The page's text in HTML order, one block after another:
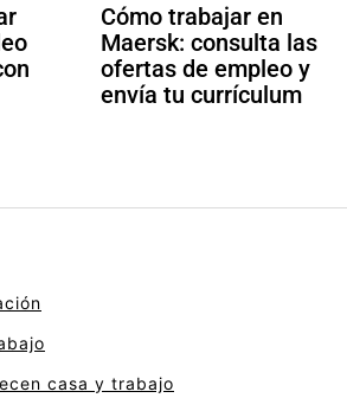
Cómo trabajar en
Maersk: consulta las
ofertas de empleo y
envía tu currículum
casa y trabajo